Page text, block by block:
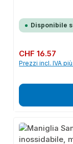
Disponibile
Prezzo normale:
CHF 16.57
Prezzi incl. IVA